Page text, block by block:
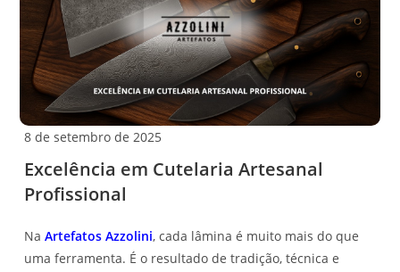
8 de setembro de 2025
Excelência em Cutelaria Artesanal
Profissional
NaArtefatos Azzolini, cada lâmina é muito mais do que
uma ferramenta. É o resultado de tradição, técnica e